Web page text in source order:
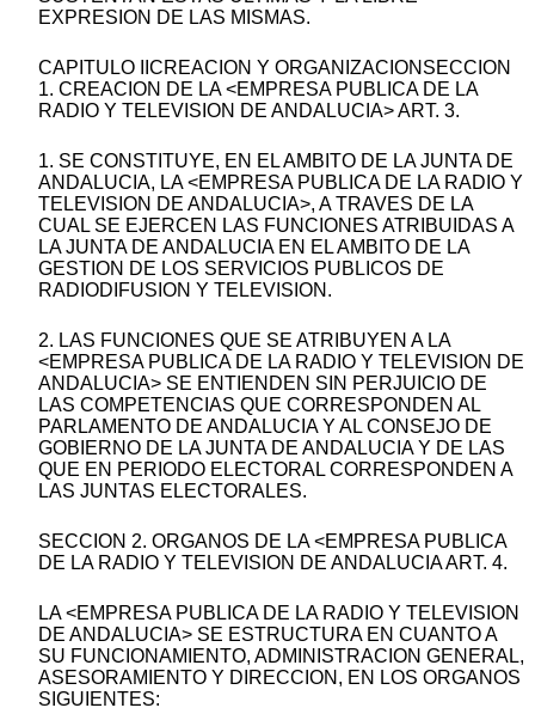
EXPRESION DE LAS MISMAS.
CAPITULO IICREACION Y ORGANIZACIONSECCION
1. CREACION DE LA <EMPRESA PUBLICA DE LA
RADIO Y TELEVISION DE ANDALUCIA> ART. 3.
1. SE CONSTITUYE, EN EL AMBITO DE LA JUNTA DE
ANDALUCIA, LA <EMPRESA PUBLICA DE LA RADIO Y
TELEVISION DE ANDALUCIA>, A TRAVES DE LA
CUAL SE EJERCEN LAS FUNCIONES ATRIBUIDAS A
LA JUNTA DE ANDALUCIA EN EL AMBITO DE LA
GESTION DE LOS SERVICIOS PUBLICOS DE
RADIODIFUSION Y TELEVISION.
2. LAS FUNCIONES QUE SE ATRIBUYEN A LA
<EMPRESA PUBLICA DE LA RADIO Y TELEVISION DE
ANDALUCIA> SE ENTIENDEN SIN PERJUICIO DE
LAS COMPETENCIAS QUE CORRESPONDEN AL
PARLAMENTO DE ANDALUCIA Y AL CONSEJO DE
GOBIERNO DE LA JUNTA DE ANDALUCIA Y DE LAS
QUE EN PERIODO ELECTORAL CORRESPONDEN A
LAS JUNTAS ELECTORALES.
SECCION 2. ORGANOS DE LA <EMPRESA PUBLICA
DE LA RADIO Y TELEVISION DE ANDALUCIA ART. 4.
LA <EMPRESA PUBLICA DE LA RADIO Y TELEVISION
DE ANDALUCIA> SE ESTRUCTURA EN CUANTO A
SU FUNCIONAMIENTO, ADMINISTRACION GENERAL,
ASESORAMIENTO Y DIRECCION, EN LOS ORGANOS
SIGUIENTES: